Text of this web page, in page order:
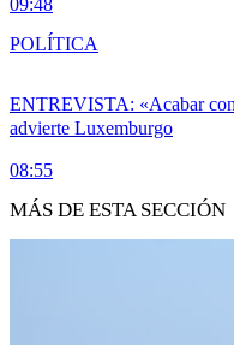
ENTREVISTA: «Acabar
advierte Luxemburgo
08:55
POLÍTICA
MÁS DE ESTA SECCIÓN